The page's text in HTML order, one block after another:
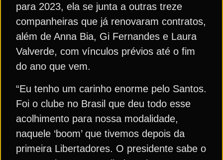
para 2023, ela se junta a outras treze
companheiras que já renovaram contratos,
além de Anna Bia, Gi Fernandes e Laura
Valverde, com vínculos prévios até o fim
do ano que vem.
“Eu tenho um carinho enorme pelo Santos.
Foi o clube no Brasil que deu todo esse
acolhimento para nossa modalidade,
naquele ‘boom’ que tivemos depois da
primeira Libertadores. O presidente sabe o